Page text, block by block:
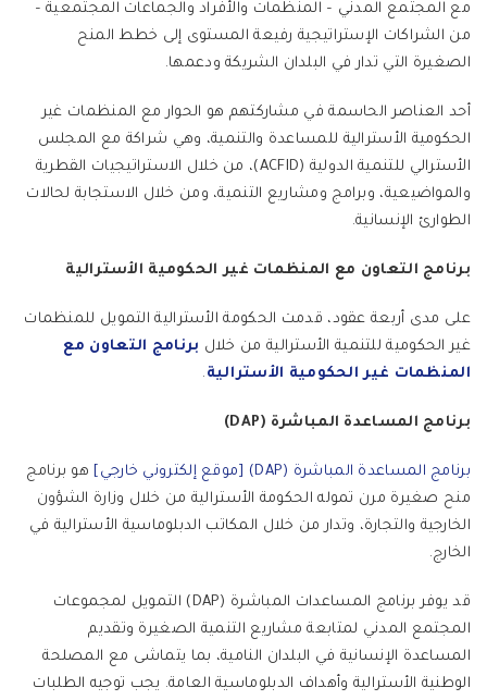
مع المجتمع المدني – المنظمات والأفراد والجماعات المجتمعية –
من الشراكات الإستراتيجية رفيعة المستوى إلى خطط المنح
الصغيرة التي تدار في البلدان الشريكة ودعمها.
أحد العناصر الحاسمة في مشاركتهم هو الحوار مع المنظمات غير
الحكومية الأسترالية للمساعدة والتنمية، وهي شراكة مع المجلس
الأسترالي للتنمية الدولية (ACFID)، من خلال الاستراتيجيات القطرية
والمواضيعية، وبرامج ومشاريع التنمية، ومن خلال الاستجابة لحالات
الطوارئ الإنسانية.
برنامج التعاون مع المنظمات غير الحكومية الأسترالية
على مدى أربعة عقود، قدمت الحكومة الأسترالية التمويل للمنظمات
غير الحكومية للتنمية الأسترالية من خلال برنامج التعاون مع
المنظمات غير الحكومية الأسترالية .
برنامج المساعدة المباشرة (DAP)
برنامج المساعدة المباشرة (DAP) [موقع إلكتروني خارجي]
هو برنامج
منح صغيرة مرن تموله الحكومة الأسترالية من خلال وزارة الشؤون
الخارجية والتجارة، وتدار من خلال المكاتب الدبلوماسية الأسترالية في
الخارج.
قد يوفر برنامج المساعدات المباشرة (DAP) التمويل لمجموعات
المجتمع المدني لمتابعة مشاريع التنمية الصغيرة وتقديم
المساعدة الإنسانية في البلدان النامية، بما يتماشى مع المصلحة
الوطنية الأسترالية وأهداف الدبلوماسية العامة. يجب توجيه الطلبات